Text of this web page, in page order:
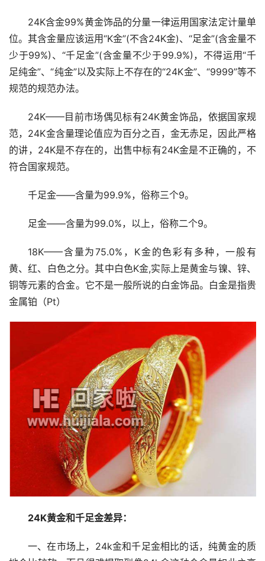
24K含金99%黄金饰品的分量一律运用国家法定计量单
位。其含金量应该运用“K金”(不含24K金)、“足金”(含金量不
少于99%)、“千足金”(含金量不少于99.9%)，不得运用“千
足纯金”、“纯金”以及实际上不存在的“24K金”、“9999”等不
规范的规范办法。
24K——目前市场偶见标有24K黄金饰品，依据国家规
范，24K金含量理论值应为百分之百，金无赤足，因此严格
的讲，24K是不存在的，出售中标有24K金是不正确的，不
符合国家规范。
千足金——含量为99.9%，俗称三个9。
足金——含量为99.0%，以上，俗称二个9。
18K——含量为75.0%，K金的色彩有多种，一般有
黄、红、白色之分。其中白色K金,实际上是黄金与镍、锌、
铜等元素的合金。它不是一般所说的白金饰品。白金是指贵
金属铂（Pt）
24K黄金和千足金差异：
一、在市场上，24k金和千足金相比的话，纯黄金的质